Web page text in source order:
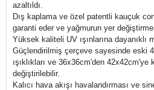
azaltıldı.
Dış kaplama ve özel patentli kauçuk
garanti eder ve yağmurun yer
Yüksek kaliteli UV ışınlarına dayanıklı
Güçlendirilmiş çerçeve sayesinde eski
ışıklıkları ve 36x36cm'den 42x42cm'ye
değiştirilebilir.
Kalıcı hava akışı havalandırması ve